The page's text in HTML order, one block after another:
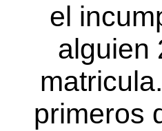
el
alguien
primeros